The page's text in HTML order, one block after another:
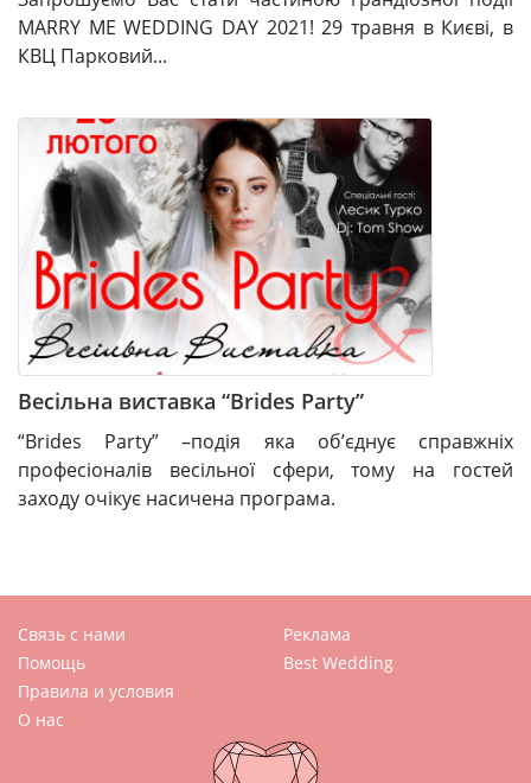
MARRY ME WEDDING DAY 2021! 29 травня в Києві, в
КВЦ Парковий...
Весільна виставка “Brides Party”
“Brides Party” –подія яка об’єднує справжніх
професіоналів весільної сфери, тому на гостей
заходу очікує насичена програма.
Связь с нами
Помощь
Правила и условия
О нас
Реклама
Best Wedding